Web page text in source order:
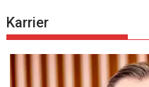
Karrier